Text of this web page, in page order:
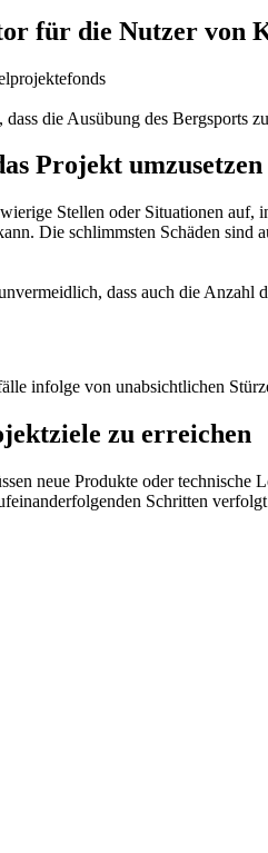
für die Nutzer von
die Ausübung des Bergsports
Projekt umzusetzen
Stellen oder Situationen
Die schlimmsten Schäden
dass auch die
infolge von unabsichtlichen
zu erreichen
neue Produkte oder
Schritten